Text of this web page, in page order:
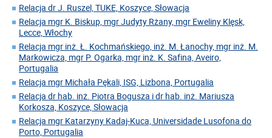
Relacja dr J. Ruszel, TUKE, Koszyce, Słowacja
Relacja mgr K. Biskup, mgr Judyty Rżany, mgr Eweliny Klęsk,
Lecce, Włochy
Relacja mgr inż. Ł. Kochmańskiego, inż. M. Łanochy, mgr inż. M.
Markowicza, mgr P. Ogarka, mgr inż. K. Safina, Aveiro,
Portugalia
Relacja mgr Michała Pękali, ISG, Lizbona, Portugalia
Relacja dr hab. inż. Piotra Bogusza i dr hab. inż. Mariusza
Korkosza, Koszyce, Słowacja
Relacja mgr Katarzyny Kadaj-Kuca, Universidade Lusofona do
Porto, Portugalia